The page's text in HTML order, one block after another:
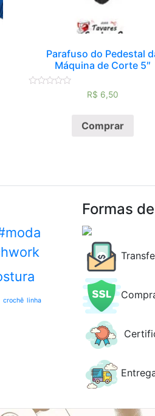
Parafuso do Pedestal
Máquina de Corte 5″
R$ 6,50
Comprar
crochê linha
Formas